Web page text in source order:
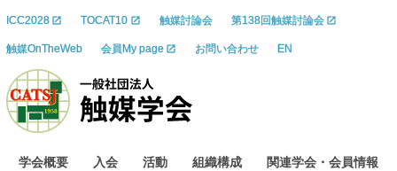
ICC2028 TOCAT10 触媒討論会 第138回触媒討論会
触媒OnTheWeb 会員My page お問い合わせ EN
学会概要 入会 活動 組織構成 関連学会 ・ 会員情報